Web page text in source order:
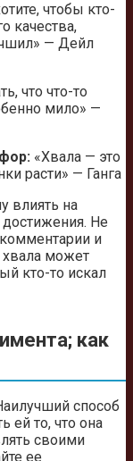
чтобы кто-
качества,
— Дейл
что что-то
мило» —
«Хвала — это
расти» — Ганга
влиять на
Не
и
может
кто-то искал
как
способ
ей то, что она
своими
ее